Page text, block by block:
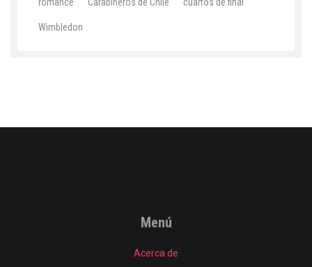
Wimbledon
Menú
Acerca de